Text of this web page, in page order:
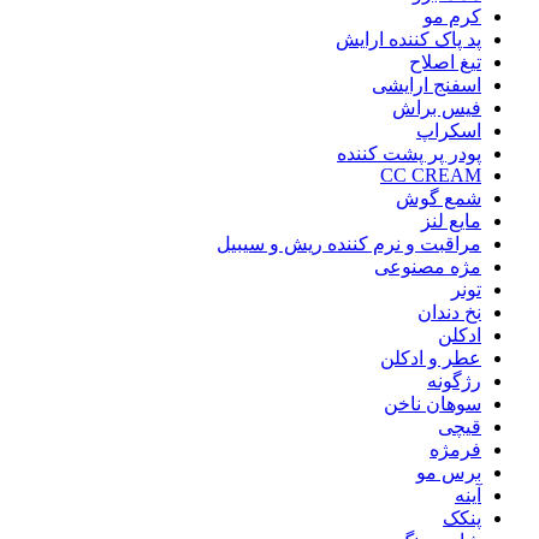
کرم مو
پد پاک کننده ارایش
تیغ اصلاح
اسفنج ارایشی
فیس براش
اسکراپ
پودر پر پشت کننده
CC CREAM
شمع گوش
مایع لنز
مراقبت و نرم کننده ریش و سیبیل
مژه مصنوعی
تونر
نخ دندان
ادکلن
عطر و ادکلن
رژگونه
سوهان ناخن
قیچی
فرمژه
برس مو
آینه
پنکک